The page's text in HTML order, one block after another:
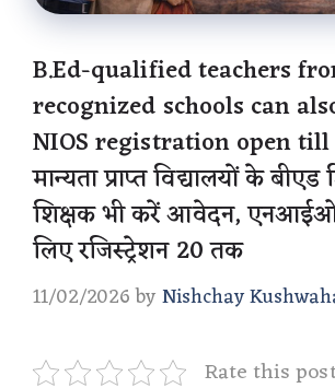
B.Ed-qualified teachers
recognized schools can
NIOS registration open
मान्यता प्राप्त विद्यालयों के बीएड
शिक्षक भी करें आवेदन,
लिए रजिस्ट्रेशन 20 तक
11/02/2026 byNishchay
Rate this